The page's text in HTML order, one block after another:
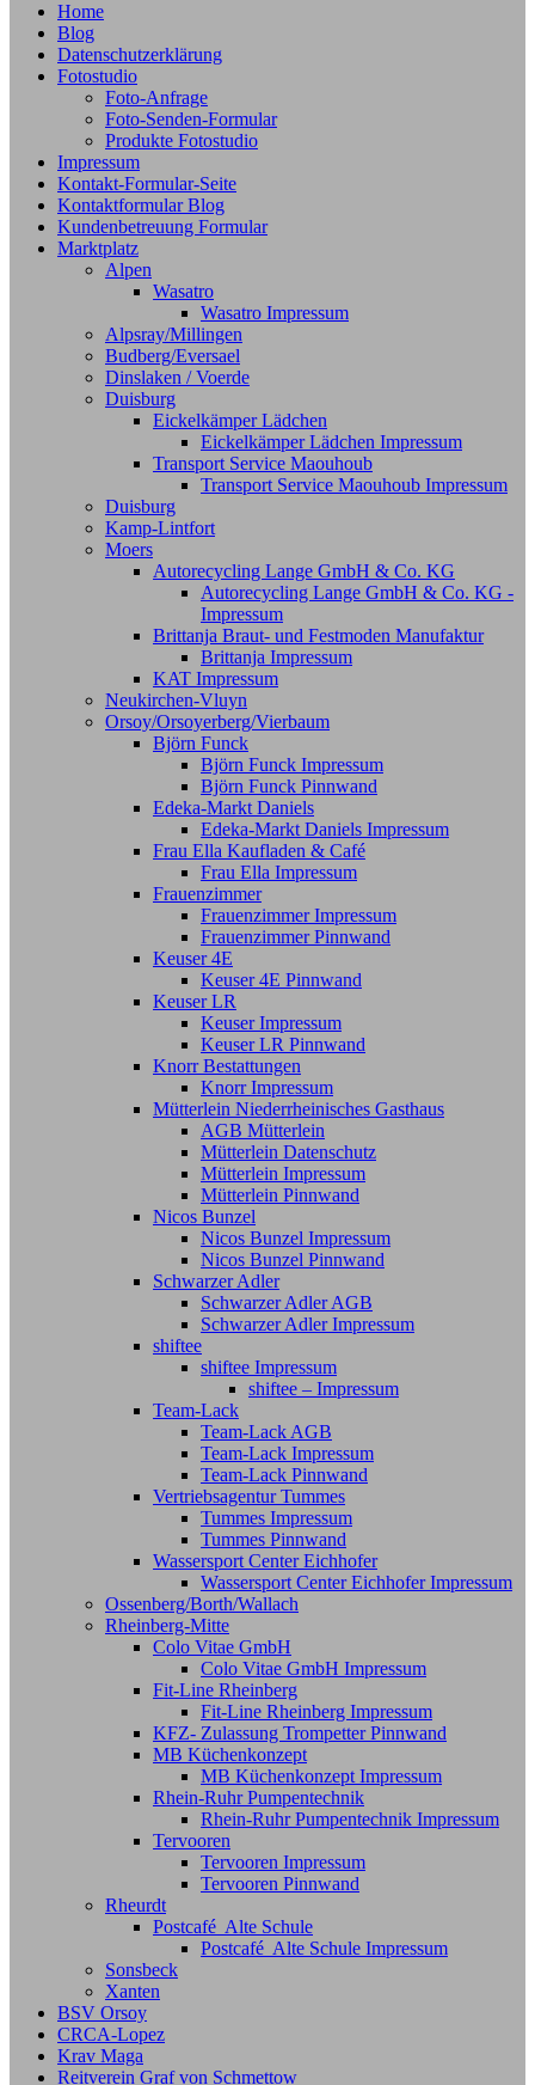
Home
Blog
Datenschutzerklärung
Fotostudio
Foto-Anfrage
Foto-Senden-Formular
Produkte Fotostudio
Impressum
Kontakt-Formular-Seite
Kontaktformular Blog
Kundenbetreuung Formular
Marktplatz
Alpen
Wasatro
Wasatro Impressum
Alpsray/Millingen
Budberg/Eversael
Dinslaken / Voerde
Duisburg
Eickelkämper Lädchen
Eickelkämper Lädchen Impressum
Transport Service Maouhoub
Transport Service Maouhoub Impressum
Duisburg
Kamp-Lintfort
Moers
Autorecycling Lange GmbH & Co. KG
Autorecycling Lange GmbH & Co. KG -
Impressum
Brittanja Braut- und Festmoden Manufaktur
Brittanja Impressum
KAT Impressum
Neukirchen-Vluyn
Orsoy/Orsoyerberg/Vierbaum
Björn Funck
Björn Funck Impressum
Björn Funck Pinnwand
Edeka-Markt Daniels
Edeka-Markt Daniels Impressum
Frau Ella Kaufladen & Café
Frau Ella Impressum
Frauenzimmer
Frauenzimmer Impressum
Frauenzimmer Pinnwand
Keuser 4E
Keuser 4E Pinnwand
Keuser LR
Keuser Impressum
Keuser LR Pinnwand
Knorr Bestattungen
Knorr Impressum
Mütterlein Niederrheinisches Gasthaus
AGB Mütterlein
Mütterlein Datenschutz
Mütterlein Impressum
Mütterlein Pinnwand
Nicos Bunzel
Nicos Bunzel Impressum
Nicos Bunzel Pinnwand
Schwarzer Adler
Schwarzer Adler AGB
Schwarzer Adler Impressum
shiftee
shiftee Impressum
shiftee – Impressum
Team-Lack
Team-Lack AGB
Team-Lack Impressum
Team-Lack Pinnwand
Vertriebsagentur Tummes
Tummes Impressum
Tummes Pinnwand
Wassersport Center Eichhofer
Wassersport Center Eichhofer Impressum
Ossenberg/Borth/Wallach
Rheinberg-Mitte
Colo Vitae GmbH
Colo Vitae GmbH Impressum
Fit-Line Rheinberg
Fit-Line Rheinberg Impressum
KFZ- Zulassung Trompetter Pinnwand
MB Küchenkonzept
MB Küchenkonzept Impressum
Rhein-Ruhr Pumpentechnik
Rhein-Ruhr Pumpentechnik Impressum
Tervooren
Tervooren Impressum
Tervooren Pinnwand
Rheurdt
Postcafé Alte Schule
Postcafé Alte Schule Impressum
Sonsbeck
Xanten
BSV Orsoy
CRCA-Lopez
Krav Maga
Reitverein Graf von Schmettow